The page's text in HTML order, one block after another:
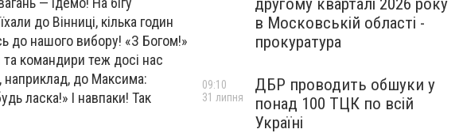
до Вінниці, кілька годин
до нашого вибору! «З Богом!»
командири теж досі нас
наприклад, до Максима:
ласка!» І навпаки! Так
другому кварталі 2026 року
в Московській області -
прокуратура
ДБР проводить обшуки у
понад 100 ТЦК по всій
Україні
09:10
31 липня